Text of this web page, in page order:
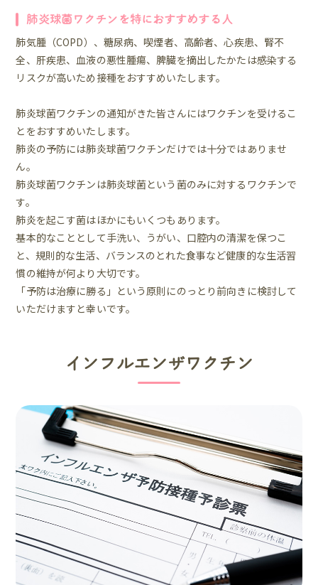
肺炎球菌ワクチンを特におすすめする人
肺気腫（COPD）、糖尿病、喫煙者、高齢者、心疾患、腎不
全、肝疾患、血液の悪性腫瘍、脾臓を摘出したかたは感染する
リスクが高いため接種をおすすめいたします。
肺炎球菌ワクチンの通知がきた皆さんにはワクチンを受けるこ
とをおすすめいたします。
肺炎の予防には肺炎球菌ワクチンだけでは十分ではありませ
ん。
肺炎球菌ワクチンは肺炎球菌という菌のみに対するワクチンで
す。
肺炎を起こす菌はほかにもいくつもあります。
基本的なこととして手洗い、うがい、口腔内の清潔を保つこ
と、規則的な生活、バランスのとれた食事など健康的な生活習
慣の維持が何より大切です。
「予防は治療に勝る」という原則にのっとり前向きに検討して
いただけますと幸いです。
インフルエンザワクチン